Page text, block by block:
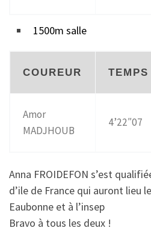
1500m salle
COUREUR TEMPS
Amor
MADJHOUB
4’22″07
Anna FROIDEFON s’est
d’ile de France qui auront lieu
Eaubonne et à l’insep
Bravo à tous les deux !